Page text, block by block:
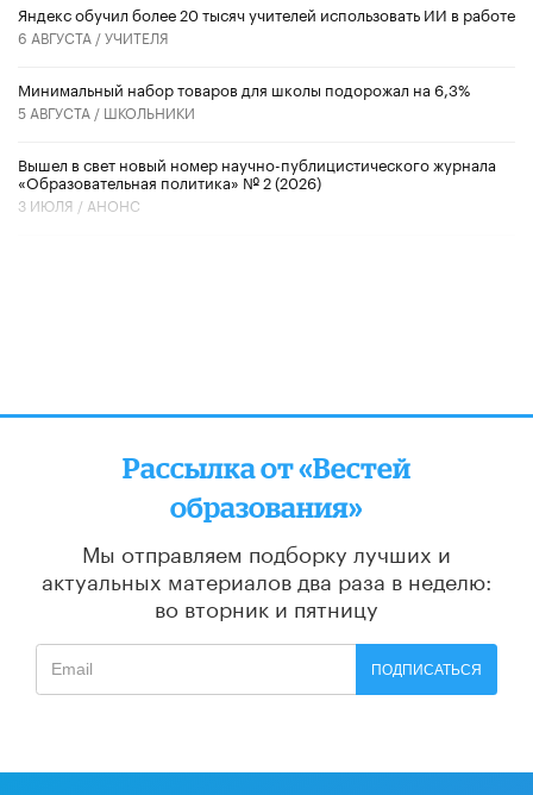
​Яндекс обучил более 20 тысяч учителей использовать ИИ в работе
6 АВГУСТА /УЧИТЕЛЯ
Минимальный набор товаров для школы подорожал на 6,3%
5 АВГУСТА / ШКОЛЬНИКИ
Вышел в свет новый номер научно-публицистического журнала
«Образовательная политика» № 2 (2026)
3 ИЮЛЯ / АНОНС
Рассылка от «Вестей
образования»
Мы отправляем подборку лучших и
актуальных материалов два раза в неделю:
во вторник и пятницу
ПОДПИСАТЬСЯ